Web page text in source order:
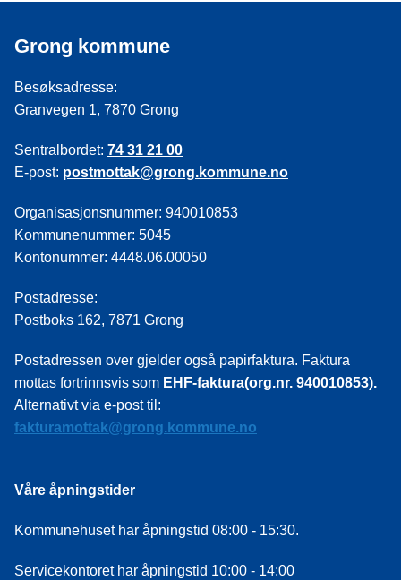
Grong kommune
Besøksadresse:
Granvegen 1, 7870 Grong
Sentralbordet: 74 31 21 00
E-post: postmottak@grong.kommune.no
Organisasjonsnummer: 940010853
Kommunenummer: 5045
Kontonummer: 4448.06.00050
Postadresse:
Postboks 162, 7871 Grong
Postadressen over gjelder også papirfaktura. Faktura
mottas fortrinnsvis som EHF-faktura(org.nr. 940010853).
Alternativt via e-post til:
fakturamottak@grong.kommune.no
Våre åpningstider
Kommunehuset har åpningstid 08:00 - 15:30.
Servicekontoret har åpningstid 10:00 - 14:00